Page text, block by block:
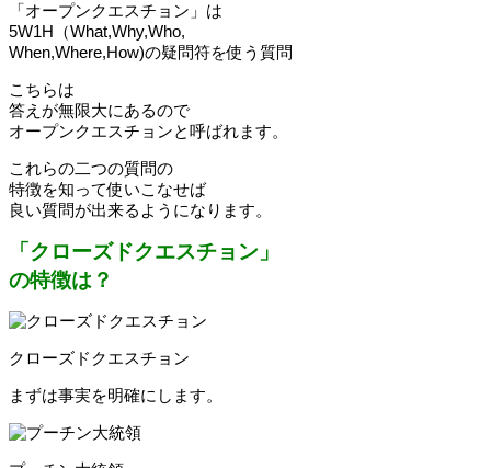
「オープンクエスチョン」は
5W1H（What,Why,Who,
When,Where,How)の疑問符を使う質問
こちらは
答えが無限大にあるので
オープンクエスチョンと呼ばれます。
これらの二つの質問の
特徴を知って使いこなせば
良い質問が出来るようになります。
「クローズドクエスチョン」
の特徴は？
クローズドクエスチョン
まずは事実を明確にします。